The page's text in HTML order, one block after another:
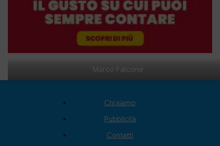
Marco Falcone
Chi siamo
Pubblicità
Contatti